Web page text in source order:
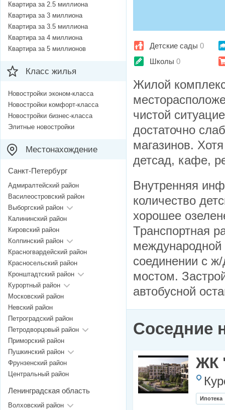
Детские сады 0
Школы 0
Жилой
чистой
достаточно
магазинов.
детсад, кафе,
Внутренняя
количество
хорошее
Транспортная
международной
соединении с
мостом.
автобусной
Соседние
ЖК
Ипотека
Квартира за 2.5 миллиона
Квартира за 3 миллиона
Квартира за 3.5 миллиона
Квартира за 4 миллиона
Квартира за 5 миллионов
Класс жилья
Новостройки эконом-класса
Новостройки комфорт-класса
Новостройки бизнес-класса
Элитные новостройки
Местонахождение
Санкт-Петербург
Адмиралтейский район
Василеостровский район
Выборгский район
Калининский район
Кировский район
Колпинский район
Красногвардейский район
Красносельский район
Кронштадтский район
Курортный район
Московский район
Невский район
Петроградский район
Петродворцовый район
Приморский район
Пушкинский район
Фрунзенский район
Центральный район
Ленинградская область
Волховский район